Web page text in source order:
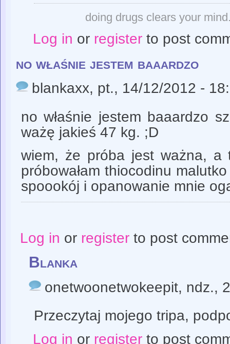
doing drugs clears your
Log in or registerto post
no właśnie jestem baaardzo
blankaxx, pt., 14/12/2012 -
no właśnie jestem baaardzo
ważę jakieś 47 kg. ;D
wiem, że próba jest ważna, a
próbowałam thiocodinu
spoookój i opanowanie mnie
Log in or registerto post
Blanka
onetwoonetwokeepit, ndz.,
Przeczytaj mojego tripa,
Log in or registerto post